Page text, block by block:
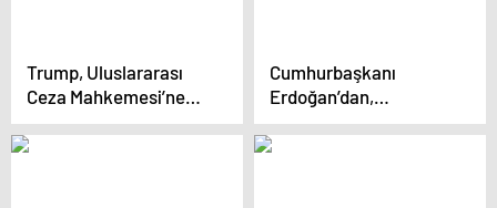
Trump, Uluslararası
Ceza Mahkemesi’ne
yaptırım
kararnamesini
Cumhurbaşkanı
Erdoğan’dan,
Adıyaman BAYKAR
Konutları’nda ikamet